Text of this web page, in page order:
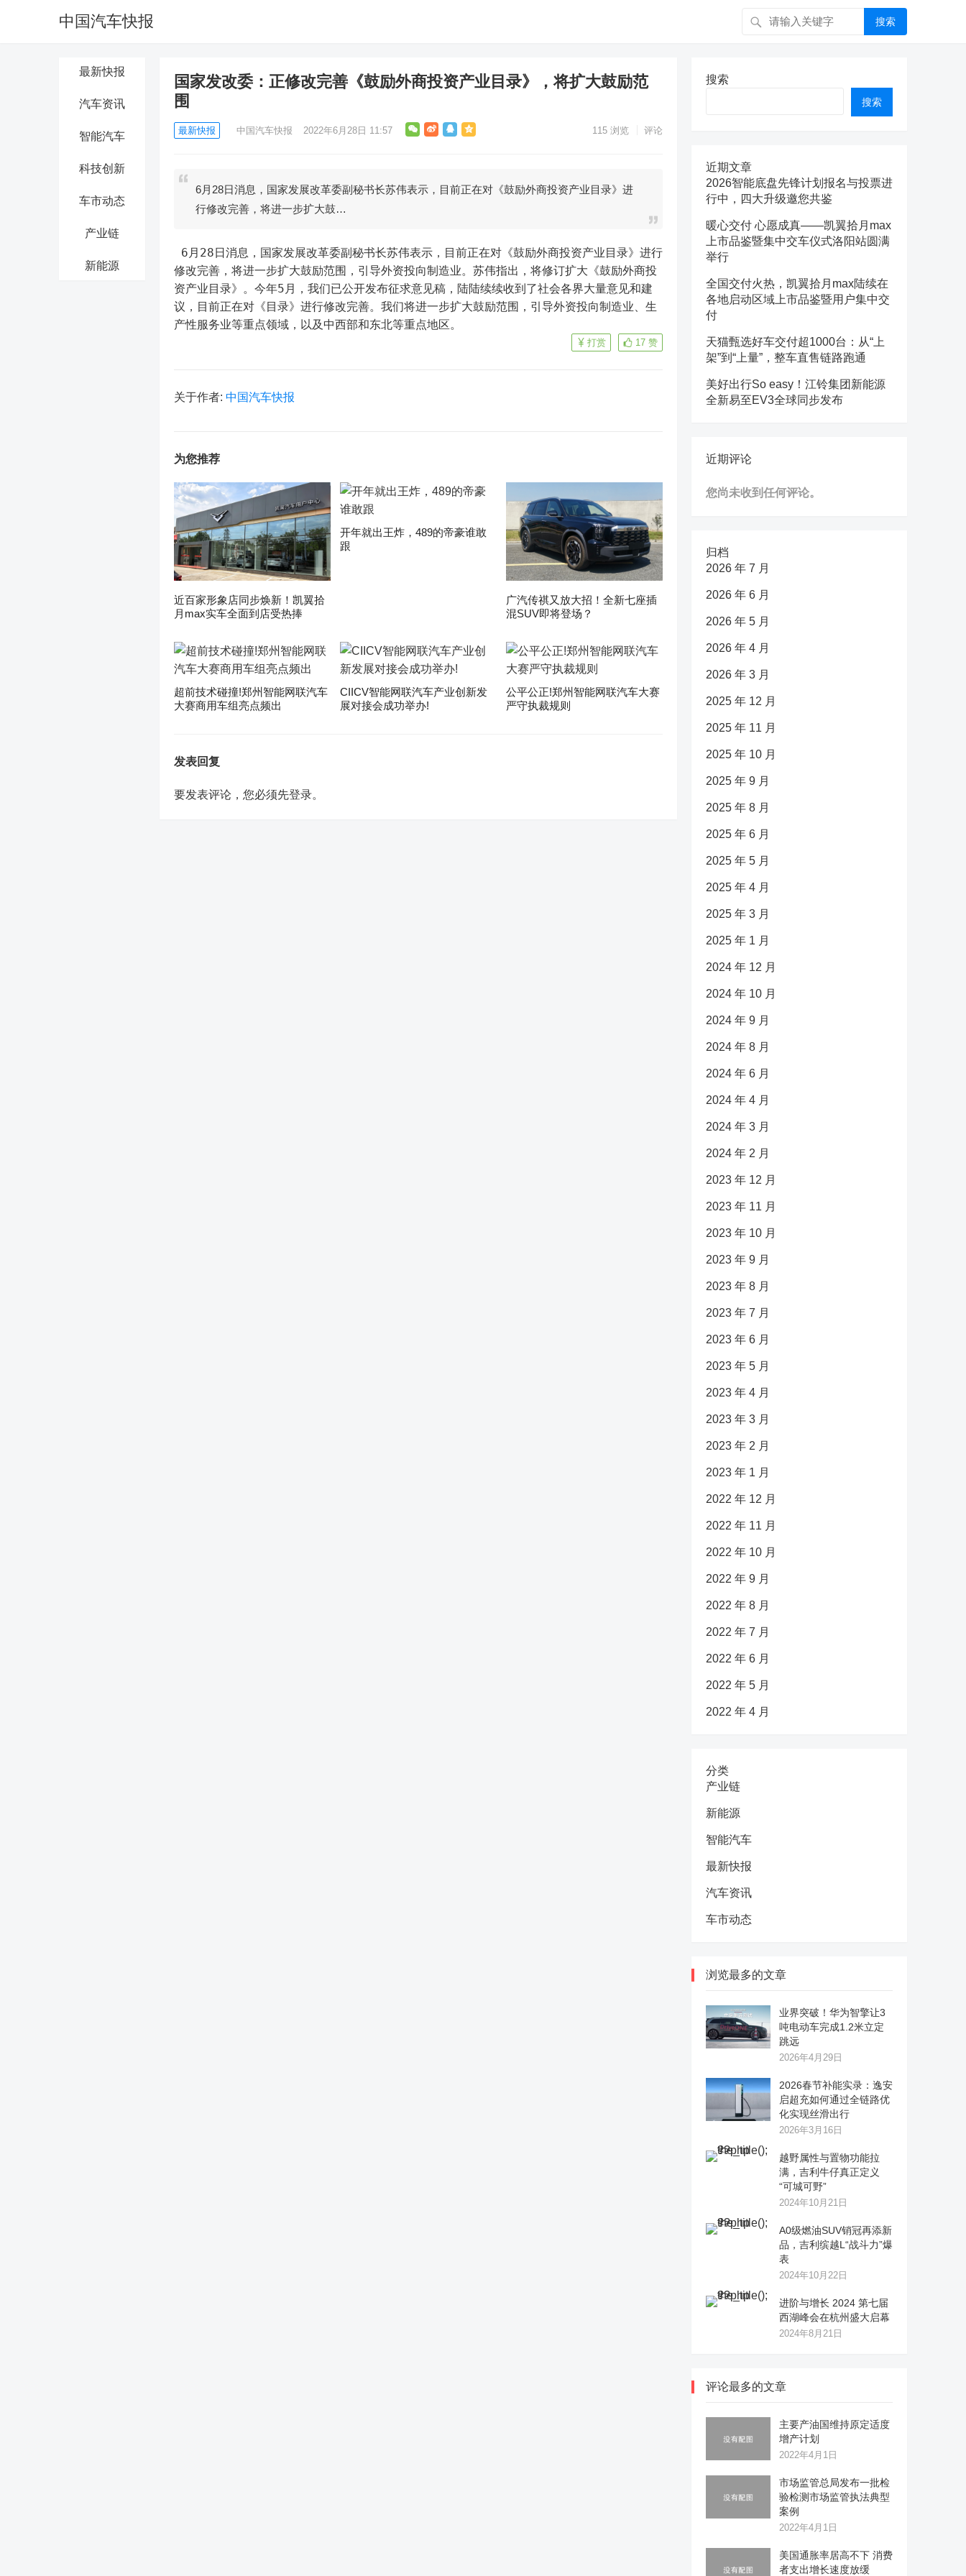
中国汽车快报 搜索
最新快报
汽车资讯
智能汽车
科技创新
车市动态
产业链
新能源
国家发改委：正修改完善《鼓励外商投资产业目录》，将扩大鼓励范
围
最新快报 中国汽车快报 2022年6月28日 11:57 115 浏览 评论
6月28日消息，国家发展改革委副秘书长苏伟表示，目前正在对《鼓励外商投资产业目录》进
行修改完善，将进一步扩大鼓…
修改完善，将进一步扩大鼓励范围，引导外资投向制造业。苏伟指出，将修订扩大《鼓励外商投
资产业目录》。今年5月，我们已公开发布征求意见稿，陆陆续续收到了社会各界大量意见和建
议，目前正在对《目录》进行修改完善。我们将进一步扩大鼓励范围，引导外资投向制造业、生
产性服务业等重点领域，以及中西部和东北等重点地区。
17 赞
打赏
关于作者: 中国汽车快报
为您推荐
近百家形象店同步焕新！凯翼拾
月max实车全面到店受热捧
开年就出王炸，489的帝豪谁敢
跟
广汽传祺又放大招！全新七座插
混SUV即将登场？
超前技术碰撞!郑州智能网联汽车
大赛商用车组亮点频出
CIICV智能网联汽车产业创新发
展对接会成功举办!
公平公正!郑州智能网联汽车大赛
严守执裁规则
发表回复
要发表评论，您必须先登录。
搜索
搜索
近期文章
2026智能底盘先锋计划报名与投票进
行中，四大升级邀您共鉴
暖心交付 心愿成真——凯翼拾月max
上市品鉴暨集中交车仪式洛阳站圆满
举行
全国交付火热，凯翼拾月max陆续在
各地启动区域上市品鉴暨用户集中交
付
天猫甄选好车交付超1000台：从“上
架”到“上量”，整车直售链路跑通
美好出行So easy！江铃集团新能源
全新易至EV3全球同步发布
近期评论
您尚未收到任何评论。
归档
2026 年 7 月
2026 年 6 月
2026 年 5 月
2026 年 4 月
2026 年 3 月
2025 年 12 月
2025 年 11 月
2025 年 10 月
2025 年 9 月
2025 年 8 月
2025 年 6 月
2025 年 5 月
2025 年 4 月
2025 年 3 月
2025 年 1 月
2024 年 12 月
2024 年 10 月
2024 年 9 月
2024 年 8 月
2024 年 6 月
2024 年 4 月
2024 年 3 月
2024 年 2 月
2023 年 12 月
2023 年 11 月
2023 年 10 月
2023 年 9 月
2023 年 8 月
2023 年 7 月
2023 年 6 月
2023 年 5 月
2023 年 4 月
2023 年 3 月
2023 年 2 月
2023 年 1 月
2022 年 12 月
2022 年 11 月
2022 年 10 月
2022 年 9 月
2022 年 8 月
2022 年 7 月
2022 年 6 月
2022 年 5 月
2022 年 4 月
分类
产业链
新能源
智能汽车
最新快报
汽车资讯
车市动态
浏览最多的文章
业界突破！华为智擎让3
吨电动车完成1.2米立定
跳远
2026年4月29日
2026春节补能实录：逸安
启超充如何通过全链路优
化实现丝滑出行
2026年3月16日
越野属性与置物功能拉
满，吉利牛仔真正定义
“可城可野”
2024年10月21日
A0级燃油SUV销冠再添新
品，吉利缤越L“战斗力”爆
表
2024年10月22日
进阶与增长 2024 第七届
西湖峰会在杭州盛大启幕
2024年8月21日
评论最多的文章
主要产油国维持原定适度
增产计划
2022年4月1日
市场监管总局发布一批检
验检测市场监管执法典型
案例
2022年4月1日
美国通胀率居高不下 消费
者支出增长速度放缓